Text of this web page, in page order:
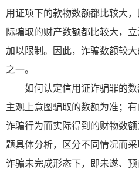
用证项下的款物数额都比较大
际骗取的财产数额都比较大，
加以限制。因此，诈骗数额较
之一。
如何认定信用证诈骗罪的
主观上意图骗取的数额为准；
诈骗行为而实际得到的财物数
题具体分析，区分不同情况而
诈骗未完成形态下，即未遂、